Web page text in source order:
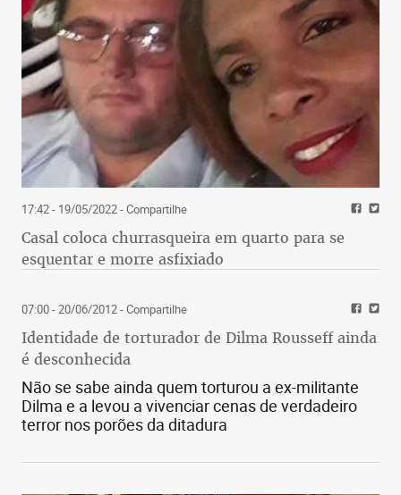
17:42 - 19/05/2022- Compartilhe
Casal coloca churrasqueira em quarto para se
esquentar e morre asfixiado
07:00 - 20/06/2012- Compartilhe
Identidade de torturador de Dilma Rousseff ainda
é desconhecida
Não se sabe ainda quem torturou a ex-militante
Dilma e a levou a vivenciar cenas de verdadeiro
terror nos porões da ditadura